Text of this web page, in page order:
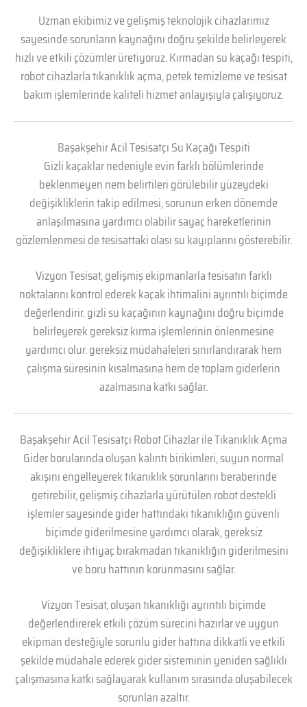
Uzman ekibimiz ve gelişmiş teknolojik cihazlarımız
sayesinde sorunların kaynağını doğru şekilde belirleyerek
hızlı ve etkili çözümler üretiyoruz. Kırmadan su kaçağı tespiti,
robot cihazlarla tıkanıklık açma, petek temizleme ve tesisat
bakım işlemlerinde kaliteli hizmet anlayışıyla çalışıyoruz.
Başakşehir Acil Tesisatçı Su Kaçağı Tespiti
Gizli kaçaklar nedeniyle evin farklı bölümlerinde
beklenmeyen nem belirtileri görülebilir yüzeydeki
değişikliklerin takip edilmesi, sorunun erken dönemde
anlaşılmasına yardımcı olabilir sayaç hareketlerinin
gözlemlenmesi de tesisattaki olası su kayıplarını gösterebilir.
Vizyon Tesisat, gelişmiş ekipmanlarla tesisatın farklı
noktalarını kontrol ederek kaçak ihtimalini ayrıntılı biçimde
değerlendirir. gizli su kaçağının kaynağını doğru biçimde
belirleyerek gereksiz kırma işlemlerinin önlenmesine
yardımcı olur. gereksiz müdahaleleri sınırlandırarak hem
çalışma süresinin kısalmasına hem de toplam giderlerin
azalmasına katkı sağlar.
Başakşehir Acil Tesisatçı Robot Cihazlar ile Tıkanıklık Açma
Gider borularında oluşan kalıntı birikimleri, suyun normal
akışını engelleyerek tıkanıklık sorunlarını beraberinde
getirebilir, gelişmiş cihazlarla yürütülen robot destekli
işlemler sayesinde gider hattındaki tıkanıklığın güvenli
biçimde giderilmesine yardımcı olarak, gereksiz
değişikliklere ihtiyaç bırakmadan tıkanıklığın giderilmesini
ve boru hattının korunmasını sağlar.
Vizyon Tesisat, oluşan tıkanıklığı ayrıntılı biçimde
değerlendirerek etkili çözüm sürecini hazırlar ve uygun
ekipman desteğiyle sorunlu gider hattına dikkatli ve etkili
şekilde müdahale ederek gider sisteminin yeniden sağlıklı
çalışmasına katkı sağlayarak kullanım sırasında oluşabilecek
sorunları azaltır.